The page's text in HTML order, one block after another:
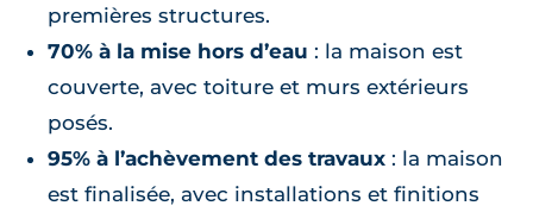
premières structures.
70% à la mise hors d’eau : la maison est
couverte, avec toiture et murs extérieurs
posés.
95% à l’achèvement des travaux : la maison
est finalisée, avec installations et finitions